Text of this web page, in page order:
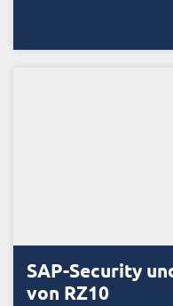
SAP-Security
von RZ10